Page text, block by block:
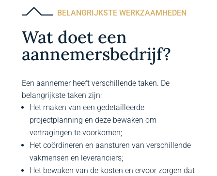
BELANGRIJKSTE WERKZAAMHEDEN
Wat doet een
aannemersbedrijf?
Een aannemer heeft verschillende taken. De
belangrijkste taken zijn:
Het maken van een gedetailleerde
projectplanning en deze bewaken om
vertragingen te voorkomen;
Het coördineren en aansturen van verschillende
vakmensen en leveranciers;
Het bewaken van de kosten en ervoor zorgen dat